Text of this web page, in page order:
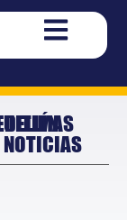
ULTIMAS
NOTICIAS